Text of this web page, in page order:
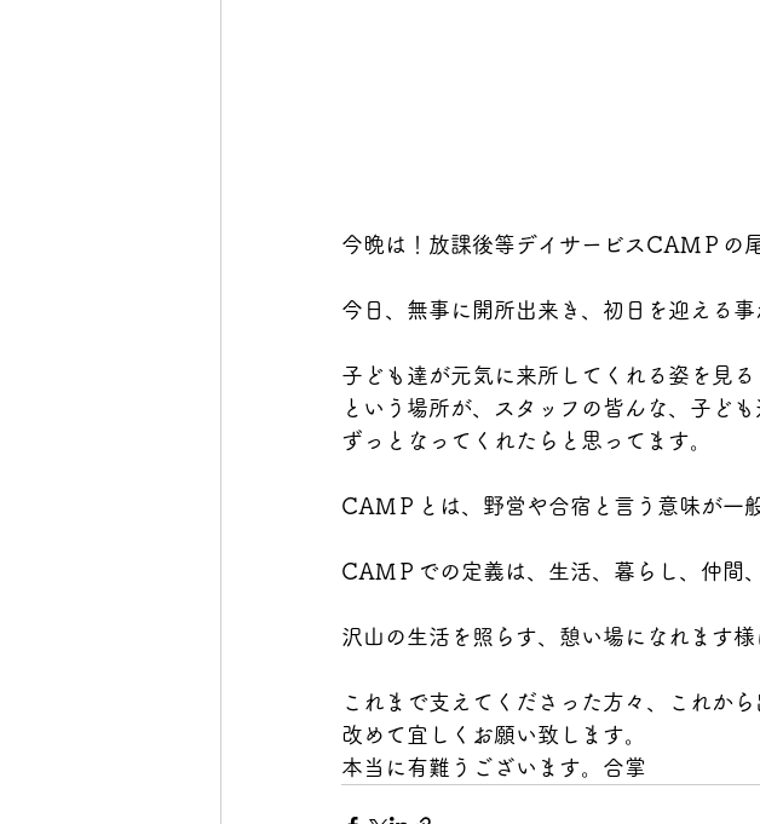
今晩は！放課後等デイサービスCAMＰの
今日、無事に開所出来き、初日を迎える事
子ども達が元気に来所してくれる姿を見
という場所が、スタッフの皆んな、子ど
ずっとなってくれたらと思ってます。
CAMＰとは、野営や合宿と言う意味が一
CAMＰでの定義は、生活、暮らし、仲間
沢山の生活を照らす、憩い場になれます
これまで支えてくださった方々、これから
改めて宜しくお願い致します。
本当に有難うございます。合掌